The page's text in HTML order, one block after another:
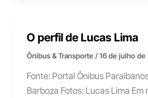
O perfil de Lucas Lima
Ônibus & Transporte/16 de julho de
Fonte: Portal Ônibus
Barboza Fotos: Lucas Lima Em